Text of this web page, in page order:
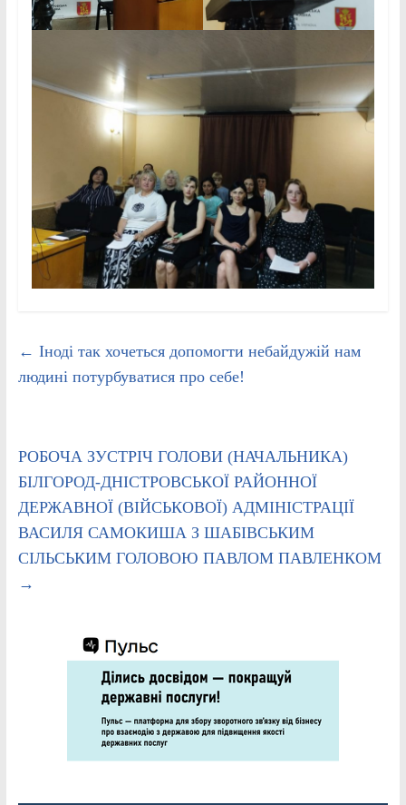
← Іноді так хочеться допомогти небайдужій нам
людині потурбуватися про себе!
РОБОЧА ЗУСТРІЧ ГОЛОВИ (НАЧАЛЬНИКА)
БІЛГОРОД-ДНІСТРОВСЬКОЇ РАЙОННОЇ
ДЕРЖАВНОЇ (ВІЙСЬКОВОЇ) АДМІНІСТРАЦІЇ
ВАСИЛЯ САМОКИША З ШАБІВСЬКИМ
СІЛЬСЬКИМ ГОЛОВОЮ ПАВЛОМ ПАВЛЕНКОМ
→